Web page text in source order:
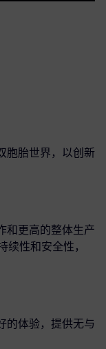
胞胎世界，以创新
和更高的整体生产
性和安全性，
的体验，提供无与